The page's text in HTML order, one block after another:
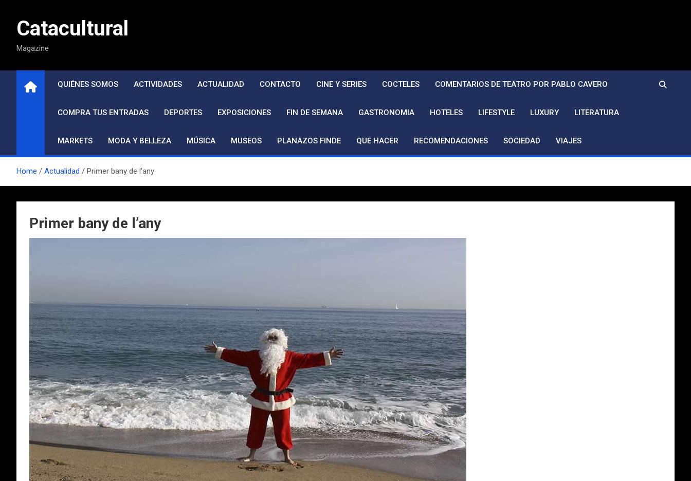
contenidoCatacultural
Magazine
QUIÉNES SOMOS ACTIVIDADES ACTUALIDAD CONTACTO CINE Y SERIES COCTELES COMENTARIOS DE TEATRO POR PABLO CAVERO
COMPRA TUS ENTRADAS DEPORTES EXPOSICIONES FIN DE SEMANA GASTRONOMIA HOTELES LIFESTYLE LUXURY LITERATURA
MARKETS MODA Y BELLEZA MÚSICA MUSEOS PLANAZOS FINDE QUE HACER RECOMENDACIONES SOCIEDAD VIAJES
Home Actualidad Primer bany de l’any
Primer bany de l’any